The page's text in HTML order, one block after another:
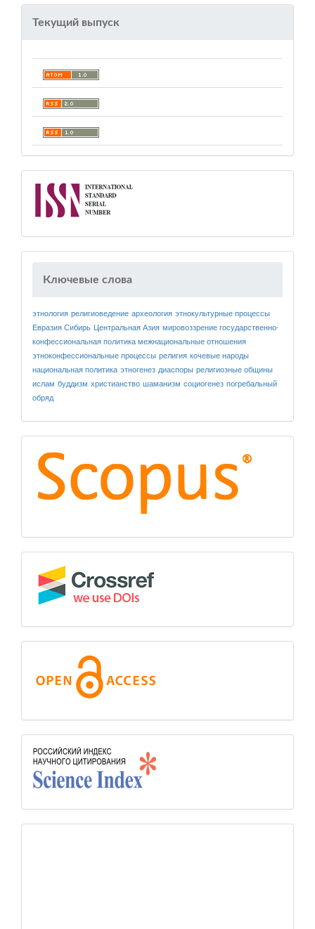
Текущий выпуск
Ключевые слова
этнология религиоведение археология этнокультурные процессы
ЕвразияСибирь Центральная Азия мировоззрениегосударственно-
конфессиональная политикамежнациональные отношения
этноконфессиональные процессы религия кочевые народы
национальная политика этногенез диаспоры религиозные общины
ислам буддизм христианство шаманизм социогенез погребальный
обряд